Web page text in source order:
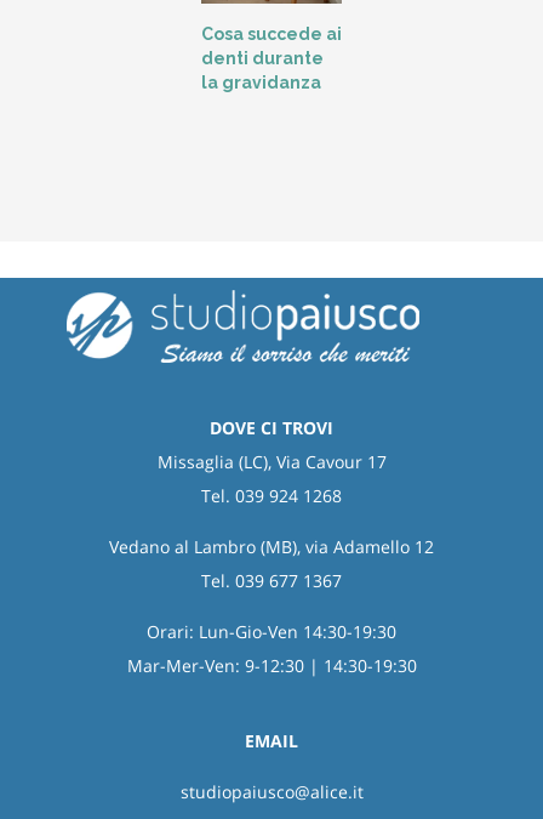
Cosa succede ai
denti durante
la gravidanza
DOVE CI TROVI
Missaglia (LC), Via Cavour 17
Tel. 039 924 1268
Vedano al Lambro (MB), via Adamello 12
Tel. 039 677 1367
Orari: Lun-Gio-Ven 14:30-19:30
Mar-Mer-Ven: 9-12:30 | 14:30-19:30
EMAIL
studiopaiusco@alice.it